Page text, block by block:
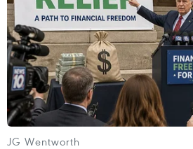
Phần thi điều lệnh của các đơn vị.
JG Wentworth